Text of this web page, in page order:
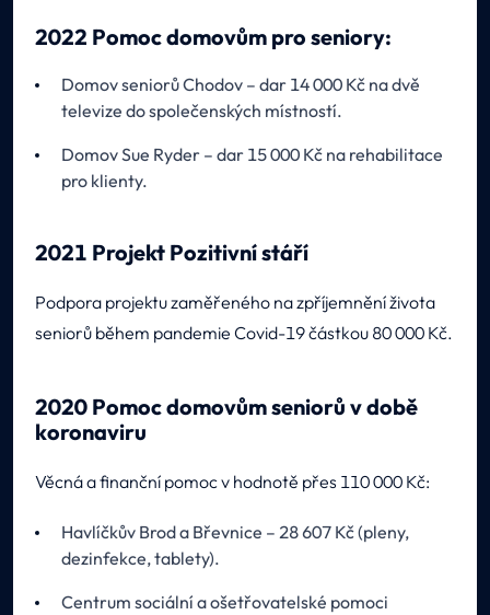
2022 Pomoc domovům pro seniory:
Domov seniorů Chodov – dar 14 000 Kč na dvě
televize do společenských místností.
Domov Sue Ryder – dar 15 000 Kč na rehabilitace
pro klienty.
2021 Projekt Pozitivní stáří
Podpora projektu zaměřeného na zpříjemnění života
seniorů během pandemie Covid-19 částkou 80 000 Kč.
2020 Pomoc domovům seniorů v době
koronaviru
Věcná a finanční pomoc v hodnotě přes 110 000 Kč:
Havlíčkův Brod a Břevnice – 28 607 Kč (pleny,
dezinfekce, tablety).
Centrum sociální a ošetřovatelské pomoci